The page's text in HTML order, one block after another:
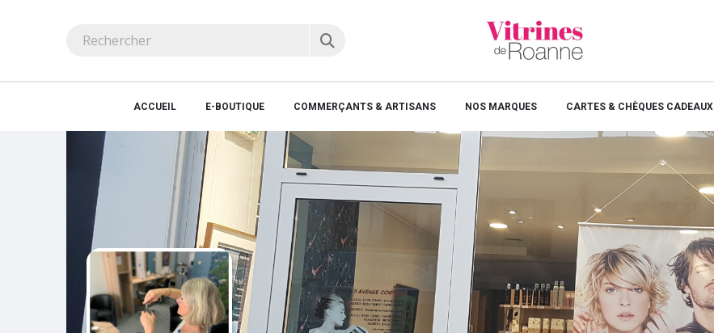
ACCUEIL E-BOUTIQUE COMMERÇANTS & ARTISANS NOS MARQUES CARTES & CHÈQUES CADEAUX